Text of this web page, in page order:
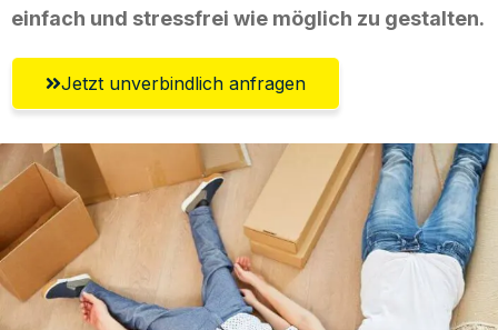
einfach und stressfrei wie möglich zu gestalten.
Jetzt unverbindlich anfragen